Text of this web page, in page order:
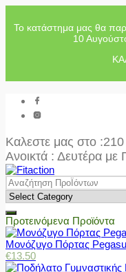
Το κατάστημα μας θα
10
Καλεστε μας στο
Ανοικτά : Δευτέρα
Προτεινόμενα Προϊόντα
Μονόζυγο Πόρτας
€13.50